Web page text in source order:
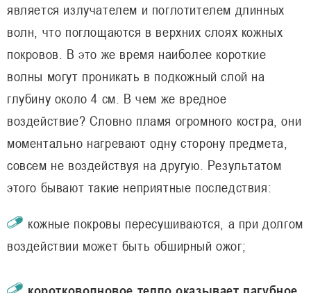
является излучателем и поглотителем длинных
волн, что поглощаются в верхних слоях кожных
покровов. В это же время наиболее короткие
волны могут проникать в подкожный слой на
глубину около 4 см. В чем же вредное
воздействие? Словно пламя огромного костра, они
моментально нагревают одну сторону предмета,
совсем не воздействуя на другую. Результатом
этого бывают такие неприятные последствия:
кожные покровы пересушиваются, а при долгом
воздействии может быть обширный ожог;
коротковолновое тепло оказывает пагубное